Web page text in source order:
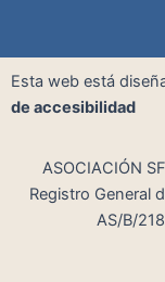
Esta web está
de accesibilidad
ASOCIACIÓN
Registro General
AS/B/